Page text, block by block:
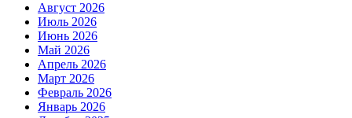
Август 2026
Июль 2026
Июнь 2026
Май 2026
Апрель 2026
Март 2026
Февраль 2026
Январь 2026